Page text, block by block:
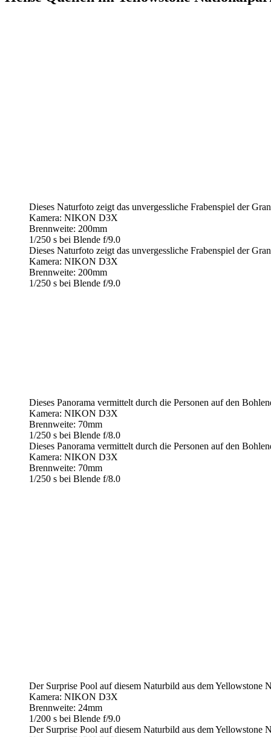
Dieses Naturfoto zeigt das unvergessliche Frabenspiel der
Kamera: NIKON D3X
Brennweite: 200mm
1/250 s bei Blende f/9.0
Dieses Naturfoto zeigt das unvergessliche Frabenspiel der
Kamera: NIKON D3X
Brennweite: 200mm
1/250 s bei Blende f/9.0
Dieses Panorama vermittelt durch die Personen auf den
Kamera: NIKON D3X
Brennweite: 70mm
1/250 s bei Blende f/8.0
Dieses Panorama vermittelt durch die Personen auf den
Kamera: NIKON D3X
Brennweite: 70mm
1/250 s bei Blende f/8.0
Der Surprise Pool auf diesem Naturbild aus dem Yellowstone
Kamera: NIKON D3X
Brennweite: 24mm
1/200 s bei Blende f/9.0
Der Surprise Pool auf diesem Naturbild aus dem Yellowstone